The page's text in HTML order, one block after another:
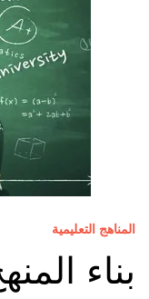
المناهج التعليمية
بناء